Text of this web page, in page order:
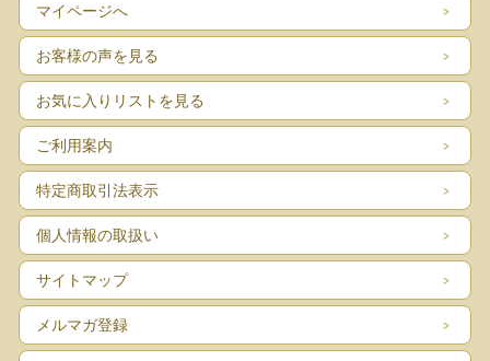
マイページへ
お客様の声を見る
お気に入りリストを見る
ご利用案内
特定商取引法表示
個人情報の取扱い
サイトマップ
メルマガ登録